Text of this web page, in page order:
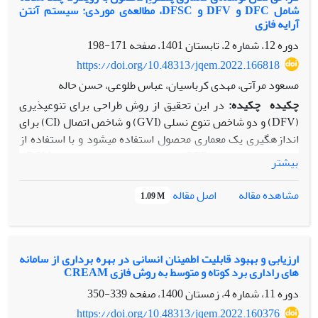
گردیده است که در هرسطح آن، مشخصه های احراز سطح بلوغ
ارائه گردیده است. این مدل می تواند مبنایی برای ارزیابی و تجزیه
و تحلیل سطح بلوغ سازمان های با قابلیت اطمینان بالا و همچنین
طراحی برنامه بهبود و توسعه این سازمانها باشد.
شامل DFC و DFV و DFSC، مطالعه‌ی موردی: سیستم آنتن
آرایه فازی
دوره 12، شماره 2، تابستان 1401، صفحه
171-198
https://doi.org/10.48313/jqem.2022.166818
مسعود مرآتی، مهدی کرباسیان، عباس طلوعی، حسن حاله
چکیده چکیده: در این تحقیق از روش طراحی برای تنوع­پذیری
(DFV) و دو شاخص تنوع نسلی (GVI) و شاخص اتصال (CI) برای
اندازه­گیری یک معماری محصول استفاده می­شود و با استفاده از
شاخص­های مذکور شناسایی و رتبه­بندی می­شوند. همچنین رویکرد
کاربردی جهت توسعه­ی معماری پلتفرم محصول حاصل می­گردد که
زنجیره تامین است؛ چرا که معماری پلتفرمِ قوی یک مزیت رقابتی
برای شرکت­ها محسوب می­شود. مطالعه­ی موردی، سیستم آنتن آرایه
فازی است که با استفاده از تکنیک LP متریک و نرم‌افزار گمز به
حل مسئله پرداخته می­شود. پس از اجرای مدل، اعتبارسنجی آن
بیشتر
مشاهده مقاله
اصل مقاله 1.09 M
ارزیابی و بهبود قابلیت اطمینان انسانی در بهره برداری از سامانه
های راداری برد کوتاه و متوسط به روش فازی CREAM
دوره 11، شماره 4، زمستان 1400، صفحه
339-350